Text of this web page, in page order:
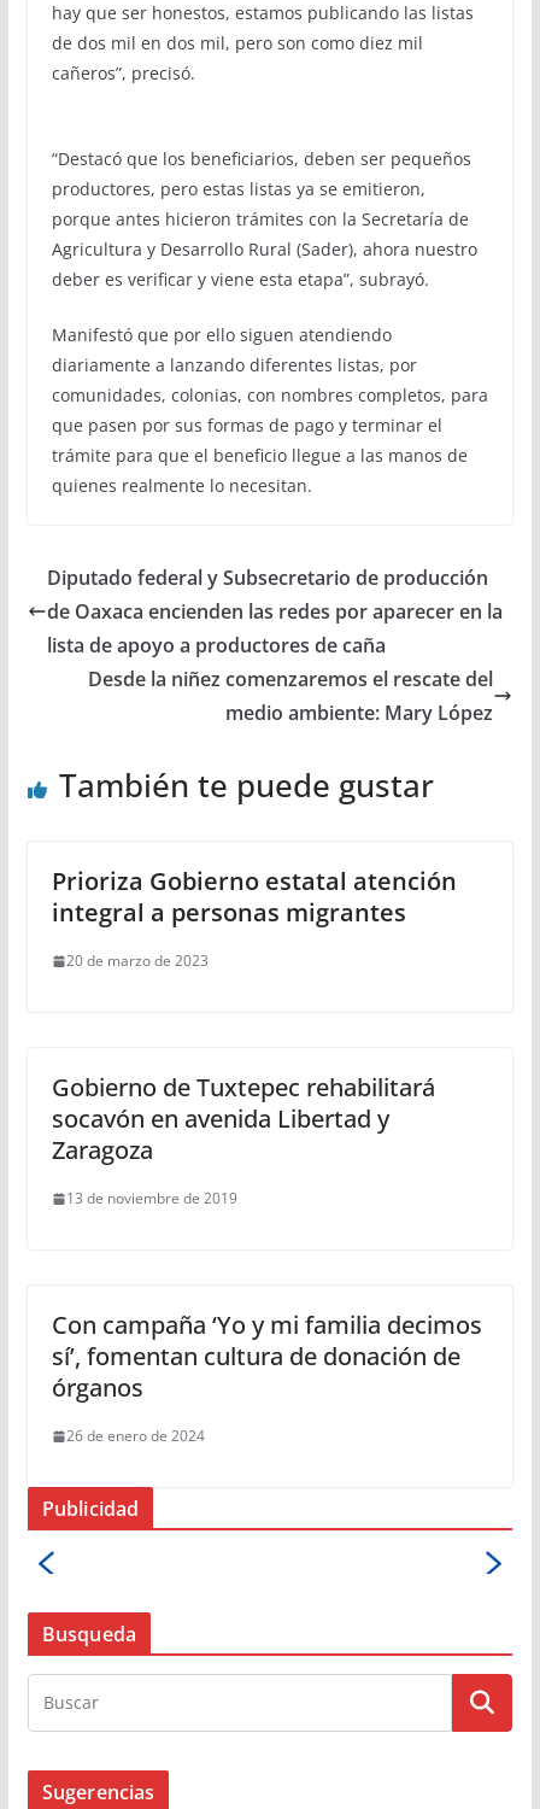
hay que ser honestos, estamos publicando las listas
de dos mil en dos mil, pero son como diez mil
cañeros”, precisó.
“Destacó que los beneficiarios, deben ser pequeños
productores, pero estas listas ya se emitieron,
porque antes hicieron trámites con la Secretaría de
Agricultura y Desarrollo Rural (Sader), ahora nuestro
deber es verificar y viene esta etapa”, subrayó.
Manifestó que por ello siguen atendiendo
diariamente a lanzando diferentes listas, por
comunidades, colonias, con nombres completos, para
que pasen por sus formas de pago y terminar el
trámite para que el beneficio llegue a las manos de
quienes realmente lo necesitan.
Diputado federal y Subsecretario de producción
de Oaxaca encienden las redes por aparecer en la
lista de apoyo a productores de caña
Desde la niñez comenzaremos el rescate del
medio ambiente: Mary López
También te puede gustar
Prioriza Gobierno estatal atención
integral a personas migrantes
20 de marzo de 2023
Gobierno de Tuxtepec rehabilitará
socavón en avenida Libertad y
Zaragoza
13 de noviembre de 2019
Con campaña ‘Yo y mi familia decimos
sí’, fomentan cultura de donación de
órganos
26 de enero de 2024
Publicidad